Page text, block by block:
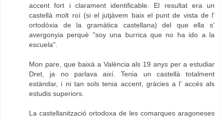
accent fort i clarament identificable. El resultat era un
castellà molt roí (si el jutjàvem baix el punt de vista de l’
ortodòxia de la gramàtica castellana) del que ella s’
avergonyia perquè "soy una burrica que no ha ido a la
escuela".
Mon pare, que baixà a València als 19 anys per a estudiar
Dret, ja no parlava així. Tenia un castellà totalment
estàndar, i ni tan sols tenia accent, gràcies a l’ accés als
estudis superiors.
La castellanització ortodoxa de les comarques aragoneses